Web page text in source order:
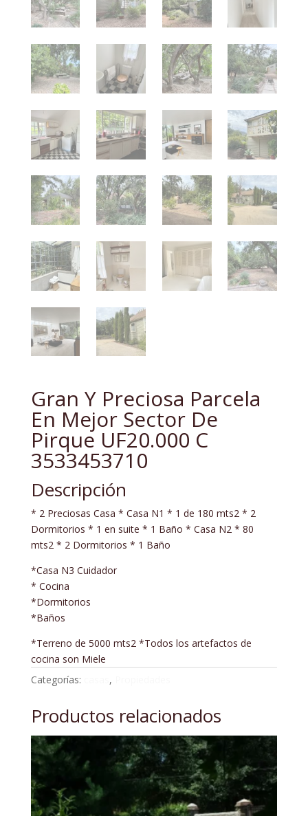
Gran Y Preciosa Parcela
En Mejor Sector De
Pirque UF20.000 C
3533453710
Descripción
* 2 Preciosas Casa * Casa N1 * 1 de 180 mts2 * 2
Dormitorios * 1 en suite * 1 Baño * Casa N2 * 80
mts2 * 2 Dormitorios * 1 Baño
*Casa N3 Cuidador
* Cocina
*Dormitorios
*Baños
*Terreno de 5000 mts2 *Todos los artefactos de
cocina son Miele
Categorías:
,
Productos relacionados